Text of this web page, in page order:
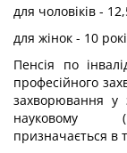
для чоловіків -
для жінок - 10
Пенсія по
професійного
захворювання у
науковому
призначається в